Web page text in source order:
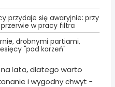
przydaje się awaryjnie: przy
w pracy filtra
drobnymi partiami,
"pod korzeń"
na lata, dlatego warto
i wygodny chwyt -